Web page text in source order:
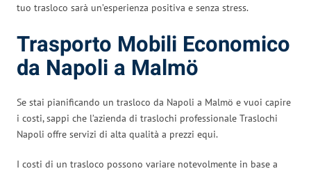
tuo trasloco sarà un’esperienza positiva e senza stress.
Trasporto Mobili Economico
da Napoli a Malmö
Se stai pianificando un trasloco da Napoli a Malmö e vuoi capire
i costi, sappi che l’azienda di traslochi professionale Traslochi
Napoli offre servizi di alta qualità a prezzi equi.
I costi di un trasloco possono variare notevolmente in base a